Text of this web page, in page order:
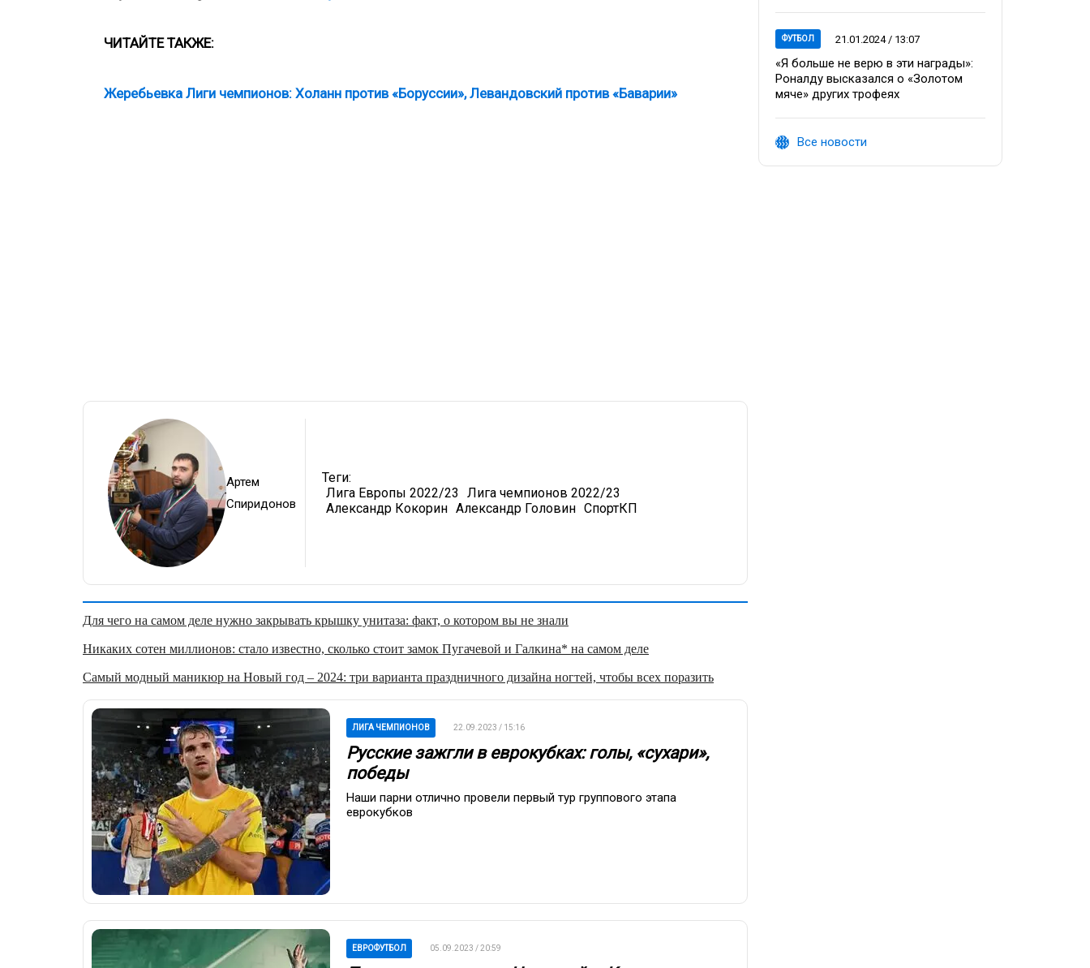
ЧИТАЙТЕ ТАКЖЕ:
Жеребьевка Лиги чемпионов: Холанн против «Боруссии», Левандовский против «Баварии»
Артем
Спиридонов
Теги:
Лига Европы 2022/23
Лига чемпионов 2022/23
Александр Кокорин Александр Головин СпортКП
Для чего на самом деле нужно закрывать крышку унитаза: факт, о котором вы не знали
Никаких сотен миллионов: стало известно, сколько стоит замок Пугачевой и Галкина* на самом деле
Самый модный маникюр на Новый год – 2024: три варианта праздничного дизайна ногтей, чтобы всех поразить
ЛИГА ЧЕМПИОНОВ 22.09.2023 / 15:16
Русские зажгли в еврокубках: голы, «сухари»,
победы
Наши парни отлично провели первый тур группового этапа
еврокубков
ЕВРОФУТБОЛ 05.09.2023 / 20:59
ФУТБОЛ 21.01.2024 / 13:07
«Я больше не верю в эти награды»:
Роналду высказался о «Золотом
мяче» других трофеях
Все новости